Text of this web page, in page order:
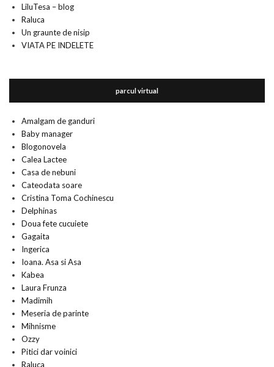
LiluTesa – blog
Raluca
Un graunte de nisip
VIATA PE INDELETE
parcul virtual
Amalgam de ganduri
Baby manager
Blogonovela
Calea Lactee
Casa de nebuni
Cateodata soare
Cristina Toma Cochinescu
Delphinas
Doua fete cucuiete
Gagaita
Ingerica
Ioana. Asa si Asa
Kabea
Laura Frunza
Madimih
Meseria de parinte
Mihnisme
Ozzy
Pitici dar voinici
Raluca